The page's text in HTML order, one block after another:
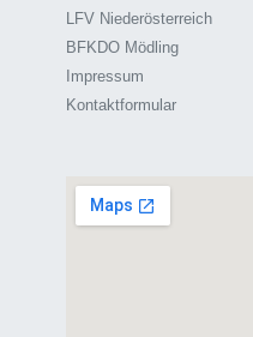
LFV Niederösterreich
BFKDO Mödling
Impressum
Kontaktformular